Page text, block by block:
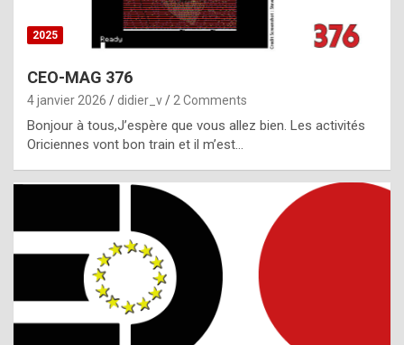
r
p
e
c
i
l
,
2025
CEO-MAG 376
4 janvier 2026 didier_v 2 Comments
Bonjour à tous,J’espère que vous allez bien. Les activités
Oriciennes vont bon train et il m’est…